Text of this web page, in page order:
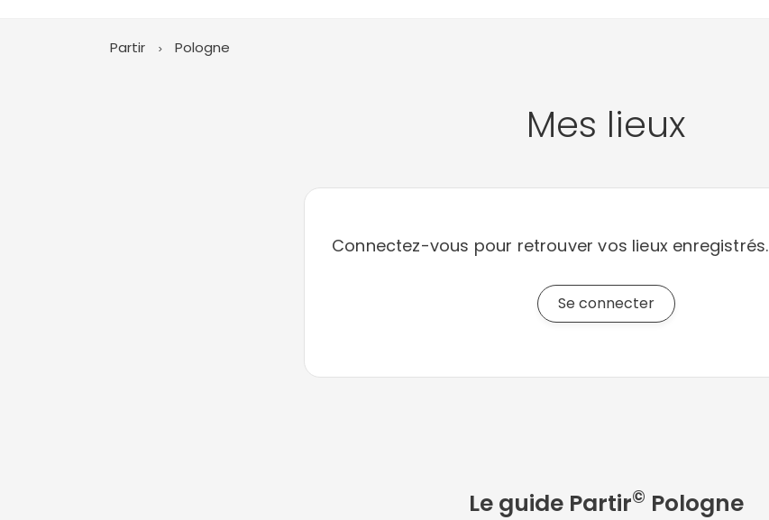
Partir Pologne
Mes lieux
Connectez-vous pour retrouver vos lieux enregistrés.
Se connecter
Le guide Partir© Pologne